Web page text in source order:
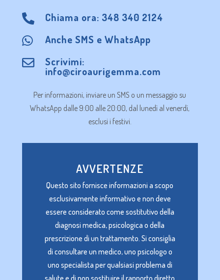
 Chiama ora: 348 340 2124
 Anche SMS e WhatsApp
 Scrivimi:
info@ciroaurigemma.com
Per informazioni, inviare un SMS o un messaggio su
WhatsApp dalle 9:00 alle 20:00, dal lunedì al venerdì,
esclusi i festivi.
AVVERTENZE
Questo sito fornisce informazioni a scopo
esclusivamente informativo e non deve
essere considerato come sostitutivo della
diagnosi medica, psicologica o della
prescrizione di un trattamento. Si consiglia
di consultare un medico, uno psicologo o
uno specialista per qualsiasi problema di